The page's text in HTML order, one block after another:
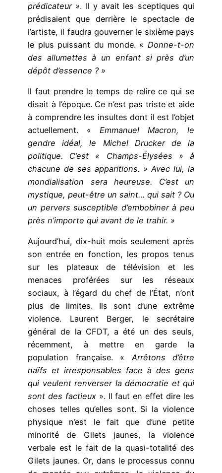
prédicateur ». Il y avait les sceptiques qui
prédisaient que derrière le spectacle de
l’artiste, il faudra gouverner le sixième pays
le plus puissant du monde. « Donne-t-on
des allumettes à un enfant si près d’un
dépôt d’essence ? »
Il faut prendre le temps de relire ce qui se
disait à l’époque. Ce n’est pas triste et aide
à comprendre les insultes dont il est l’objet
actuellement. « Emmanuel Macron, le
gendre idéal, le Michel Drucker de la
politique. C’est « Champs-Élysées » à
chacune de ses apparitions. » Avec lui, la
mondialisation sera heureuse. C’est un
mystique, peut-être un saint… qui sait ? Ou
un pervers susceptible d’embobiner à peu
près n’importe qui avant de le trahir. »
Aujourd’hui, dix-huit mois seulement après
son entrée en fonction, les propos tenus
sur les plateaux de télévision et les
menaces proférées sur les réseaux
sociaux, à l’égard du chef de l’État, n’ont
plus de limites. Ils sont d’une extrême
violence. Laurent Berger, le secrétaire
général de la CFDT, a été un des seuls,
récemment, à mettre en garde la
population française. «Arrêtons d’être
naïfs et irresponsables face à des gens
qui veulent renverser la démocratie et qui
sont des factieux». Il faut en effet dire les
choses telles qu’elles sont. Si la violence
physique n’est le fait que d’une petite
minorité de Gilets jaunes, la violence
verbale est le fait de la quasi-totalité des
Gilets jaunes. Or, dans le processus connu